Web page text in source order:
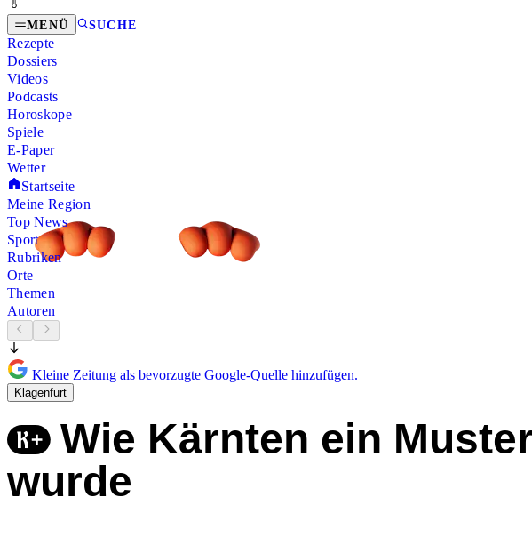
MENÜ SUCHE
Rezepte
Dossiers
Videos
Podcasts
Horoskope
Spiele
E-Paper
Wetter
Startseite
Meine Region
Top News
Sport
Rubriken
Orte
Themen
Autoren
Kleine Zeitung als bevorzugte Google-Quelle hinzufügen.
Klagenfurt
Wie Kärnten ein
wurde